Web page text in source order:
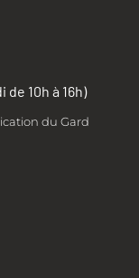
de 10h à 16h)
du Gard